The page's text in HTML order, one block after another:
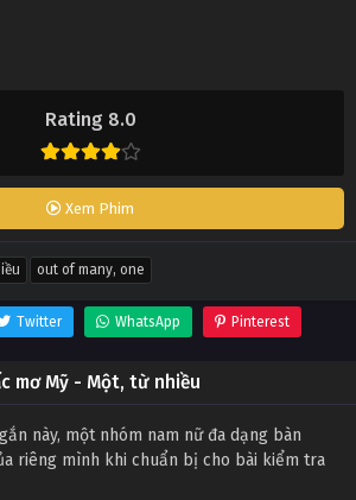
Rating 8.0
Xem Phim
out of many, one
Twitter WhatsApp Pinterest
mơ Mỹ - Một, từ nhiều
này, một nhóm nam nữ đa dạng bàn
riêng mình khi chuẩn bị cho bài kiểm tra